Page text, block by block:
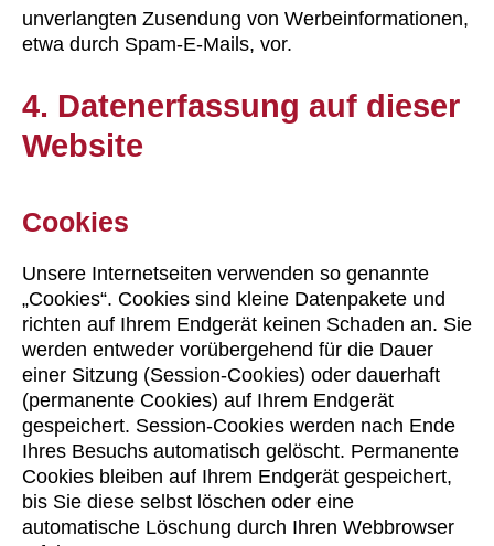
unverlangten Zusendung von Werbeinformationen,
etwa durch Spam-E-Mails, vor.
4. Datenerfassung auf dieser
Website
Cookies
Unsere Internetseiten verwenden so genannte
„Cookies“. Cookies sind kleine Datenpakete und
richten auf Ihrem Endgerät keinen Schaden an. Sie
werden entweder vorübergehend für die Dauer
einer Sitzung (Session-Cookies) oder dauerhaft
(permanente Cookies) auf Ihrem Endgerät
gespeichert. Session-Cookies werden nach Ende
Ihres Besuchs automatisch gelöscht. Permanente
Cookies bleiben auf Ihrem Endgerät gespeichert,
bis Sie diese selbst löschen oder eine
automatische Löschung durch Ihren Webbrowser